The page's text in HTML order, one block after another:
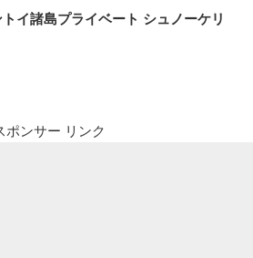
イ諸島プライベート シュノーケリ
ポンサー リンク